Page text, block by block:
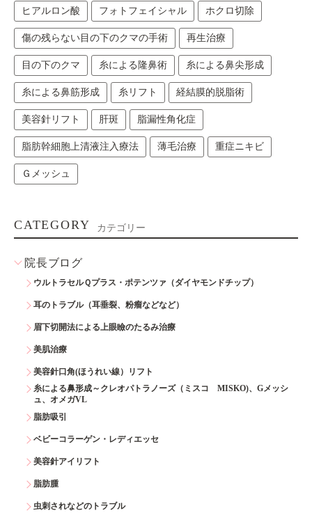
ヒアルロン酸 フォトフェイシャル ホクロ切除
傷の残らない目の下のクマの手術 再生治療
目の下のクマ 糸による隆鼻術 糸による鼻尖形成
糸による鼻筋形成 糸リフト 経結膜的脱脂術
美容針リフト 肝斑 脂漏性角化症
脂肪幹細胞上清液注入療法 薄毛治療 重症ニキビ
Ｇメッシュ
CATEGORY カテゴリー
院長ブログ
ウルトラセルＱプラス・ポテンツァ（ダイヤモンドチップ）
耳のトラブル（耳垂裂、粉瘤などなど）
眉下切開法による上眼瞼のたるみ治療
美肌治療
美容針口角(ほうれい線）リフト
糸による鼻形成～クレオパトラノーズ（ミスコ MISKO)、Gメッシ
ュ、オメガVL
脂肪吸引
ベビーコラーゲン・レディエッセ
美容針アイリフト
脂肪腫
虫刺されなどのトラブル